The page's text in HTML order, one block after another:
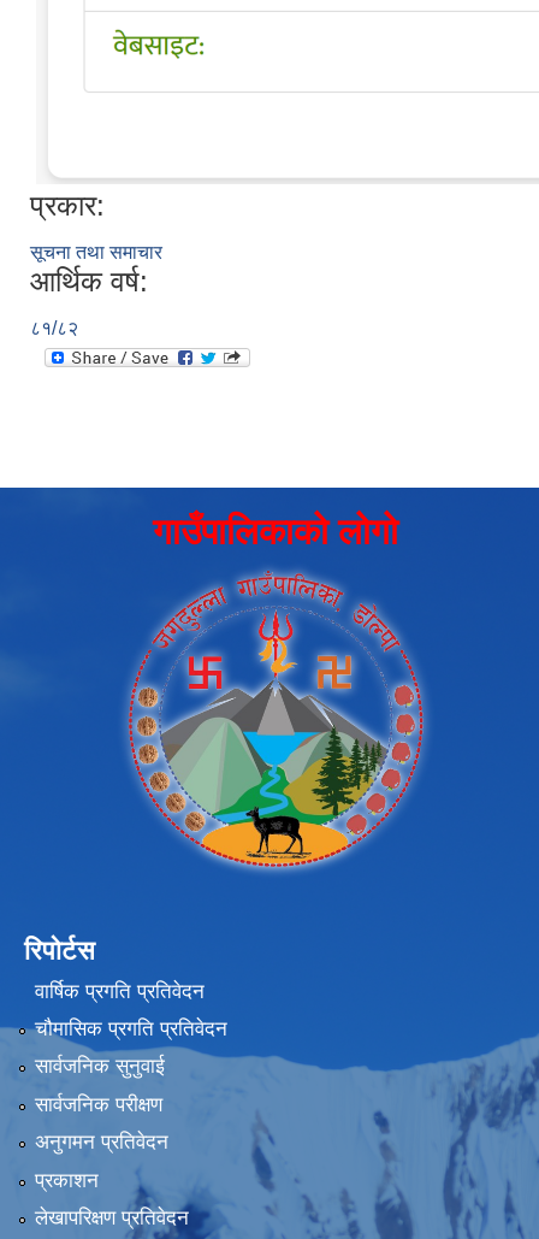
प्रकार:
सूचना तथा समाचार
आर्थिक वर्ष:
८१/८२
गाउँपालिकाको लोगो
रिपोर्टस
वार्षिक प्रगति प्रतिवेदन
चौमासिक प्रगति प्रतिवेदन
सार्वजनिक सुनुवाई
सार्वजनिक परीक्षण
अनुगमन प्रतिवेदन
प्रकाशन
लेखापरिक्षण प्रतिवेदन